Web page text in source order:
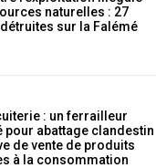
naturelles : 27
sur la Falémé
: un ferrailleur
pour abattage clandestin
de vente de produits
à la consommation